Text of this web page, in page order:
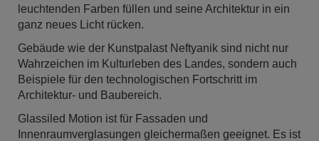
leuchtenden Farben füllen und seine Architektur in ein
ganz neues Licht rücken.
Gebäude wie der Kunstpalast Neftyanik sind nicht nur
Wahrzeichen im Kulturleben des Landes, sondern auch
Beispiele für den technologischen Fortschritt im
Architektur- und Baubereich.
Glassiled Motion ist für Fassaden und
Innenraumverglasungen gleichermaßen geeignet. Es ist